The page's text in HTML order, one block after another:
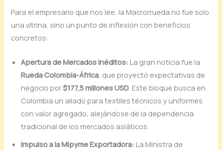
Para el empresario que nos lee, la Macrorrueda no fue solo
una vitrina, sino un punto de inflexión con beneficios
concretos:
Apertura de Mercados Inéditos: La gran noticia fue la
Rueda Colombia-África, que proyectó expectativas de
negocio por$177,5 millones USD. Este bloque busca en
Colombia un aliado para textiles técnicos y uniformes
con valor agregado, alejándose de la dependencia
tradicional de los mercados asiáticos.
Impulso a la Mipyme Exportadora: La Ministra de